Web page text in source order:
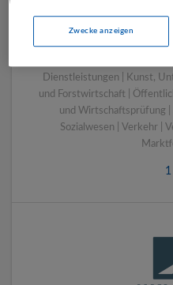
Bau | Beherbergung und
Energieversorgung |
Dienstleistungen | Kunst,
und Forstwirtschaft |
und Wirtschaftsprüfung |
Sozialwesen | Verkehr |
Zwecke anzeigen